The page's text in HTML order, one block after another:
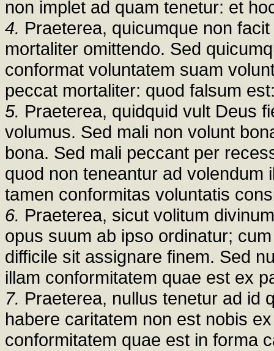
non implet ad quam tenetur: et
4. Praeterea, quicumque non
mortaliter omittendo. Sed
conformat voluntatem suam
peccat mortaliter: quod falsum
5. Praeterea, quidquid vult Deus
volumus. Sed mali non volunt
bona. Sed mali peccant per
quod non teneantur ad volendum
tamen conformitas voluntatis
6. Praeterea, sicut volitum
opus suum ab ipso ordinatur;
difficile sit assignare finem. Sed
illam conformitatem quae est ex
7. Praeterea, nullus tenetur ad id
habere caritatem non est nobis
conformitatem quae est in forma